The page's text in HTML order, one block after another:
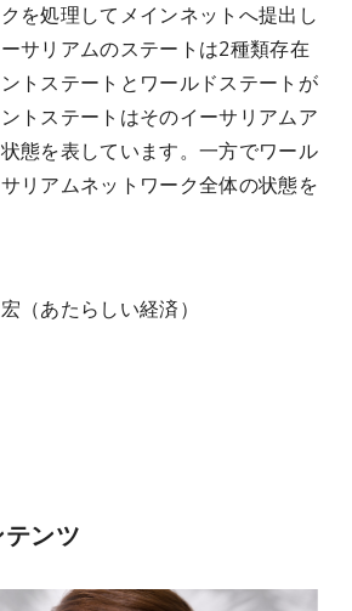
を処理してメインネットへ提出し
サリアムのステートは2種類存在
トステートとワールドステートが
トステートはそのイーサリアムア
態を表しています。一方でワール
リアムネットワーク全体の状態を
（あたらしい経済）
ンツ